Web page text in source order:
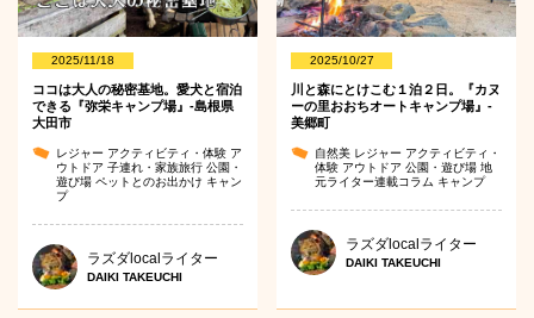
2025/11/18
ココは大人の秘密基地。愛犬と宿泊
できる『弥栄キャンプ場』-島根県
大田市
レジャー アクティビティ・体験 ア
ウトドア 子連れ・家族旅行 公園・
遊び場 ペットとのお出かけ キャン
プ
ラズダlocalライター
DAIKI TAKEUCHI
2025/10/27
川と森にとけこむ１泊２日。『カヌ
ーの里おおちオートキャンプ場』-
美郷町
自然美 レジャー アクティビティ・
体験 アウトドア公園・遊び場地
元ライター連載コラム キャンプ
ラズダlocalライター
DAIKI TAKEUCHI